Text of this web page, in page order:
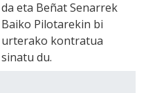
da eta Beñat Senarrek
Baiko Pilotarekin bi
urterako kontratua
sinatu du.